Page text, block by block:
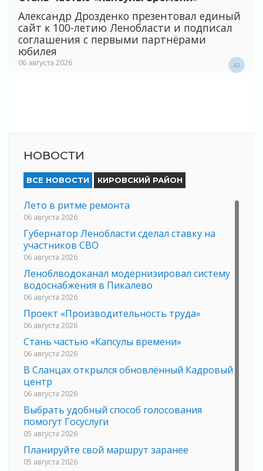
Александр Дрозденко презентовал единый
сайт к 100-летию Ленобласти и подписал
соглашения с первыми партнёрами
юбилея
06 августа 2026 43
НОВОСТИ
ВСЕ НОВОСТИ КИРОВСКИЙ РАЙОН
Лето в ритме ремонта
06 августа 2026
Губернатор Ленобласти сделал ставку на
участников СВО
06 августа 2026
Леноблводоканал модернизировал систему
водоснабжения в Пикалево
06 августа 2026
Проект «Производительность труда»
06 августа 2026
Стань частью «Капсулы времени»
06 августа 2026
В Сланцах открылся обновлённый Кадровый
центр
06 августа 2026
Выбрать удобный способ голосования
помогут Госуслуги
05 августа 2026
Планируйте свой маршрут заранее
05 августа 2026